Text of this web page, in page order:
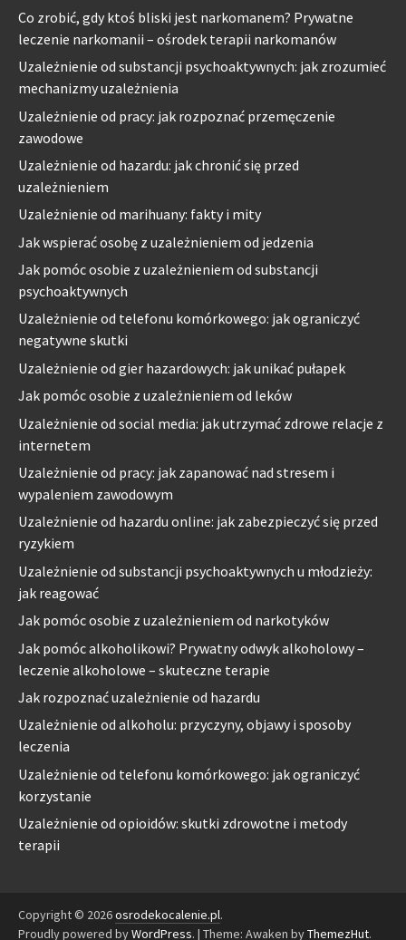
Co zrobić, gdy ktoś bliski jest narkomanem? Prywatne
leczenie narkomanii – ośrodek terapii narkomanów
Uzależnienie od substancji psychoaktywnych: jak zrozumieć
mechanizmy uzależnienia
Uzależnienie od pracy: jak rozpoznać przemęczenie
zawodowe
Uzależnienie od hazardu: jak chronić się przed
uzależnieniem
Uzależnienie od marihuany: fakty i mity
Jak wspierać osobę z uzależnieniem od jedzenia
Jak pomóc osobie z uzależnieniem od substancji
psychoaktywnych
Uzależnienie od telefonu komórkowego: jak ograniczyć
negatywne skutki
Uzależnienie od gier hazardowych: jak unikać pułapek
Jak pomóc osobie z uzależnieniem od leków
Uzależnienie od social media: jak utrzymać zdrowe relacje z
internetem
Uzależnienie od pracy: jak zapanować nad stresem i
wypaleniem zawodowym
Uzależnienie od hazardu online: jak zabezpieczyć się przed
ryzykiem
Uzależnienie od substancji psychoaktywnych u młodzieży:
jak reagować
Jak pomóc osobie z uzależnieniem od narkotyków
Jak pomóc alkoholikowi? Prywatny odwyk alkoholowy –
leczenie alkoholowe – skuteczne terapie
Jak rozpoznać uzależnienie od hazardu
Uzależnienie od alkoholu: przyczyny, objawy i sposoby
leczenia
Uzależnienie od telefonu komórkowego: jak ograniczyć
korzystanie
Uzależnienie od opioidów: skutki zdrowotne i metody
terapii
Copyright © 2026osrodekocalenie.pl.
Proudly powered byWordPress. | Theme: Awaken byThemezHut.